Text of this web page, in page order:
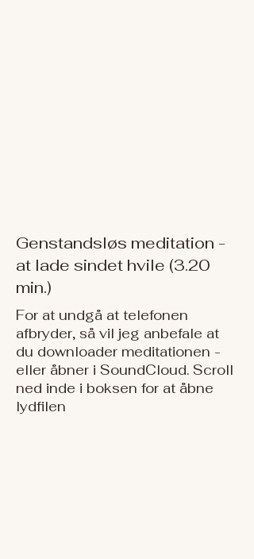
Genstandsløs meditation -
at lade sindet hvile (3.20
min.)
For at undgå at telefonen
afbryder, så vil jeg anbefale at
du downloader meditationen -
eller åbner i SoundCloud. Scroll
ned inde i boksen for at åbne
lydfilen